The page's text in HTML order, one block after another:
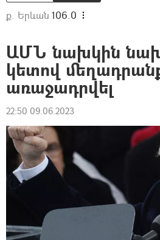
ք. Երևան 106.0
ԱՄՆ նախկին
կետով
առաջադրվել
22:50 09.06.2023